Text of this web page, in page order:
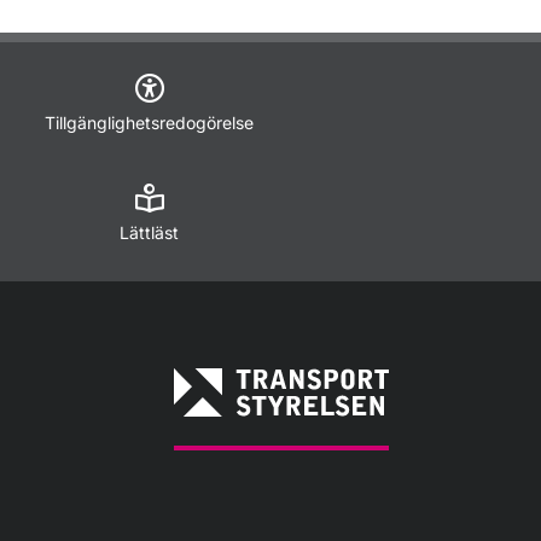
Tillgänglighetsredogörelse
Lättläst